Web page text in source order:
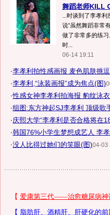
舞蹈老师KILL
...时谈到了李孝
说“虽然舞蹈非常
做了非常多的练
时...
06-14 19:11
·李孝利拍性感画报 麦色肌肤挑
·李孝利,“泳装画报”成为焦点(图)
·性感女神李孝利拍海报 豹纹泳
·组图:东方神起SJ李孝利 顶级歌
·庆熙大学“李孝利是否合格将在
·韩国76%小学生梦想成艺人 李
·没人比得过她们的笑眼(图)04-03